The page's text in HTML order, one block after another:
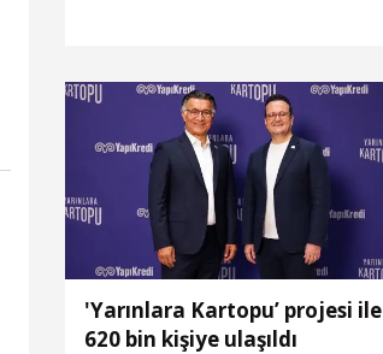
'Yarınlara Kartopu’ projesi ile
620 bin kişiye ulaşıldı